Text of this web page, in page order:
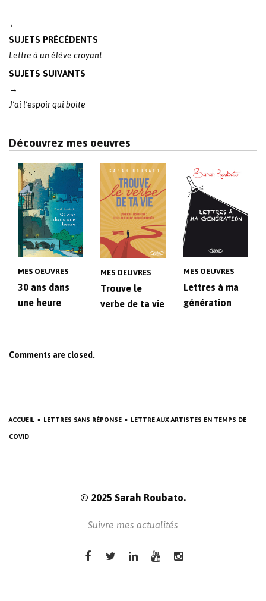
ACCUEIL LETTRES SANS RÉPONSE LETTRE AUX ARTISTES EN TEMPS DE
COVID
Post
navigation
←
SUJETS PRÉCÉDENTS
Lettre à un élève croyant
SUJETS SUIVANTS
→
J’ai l’espoir qui boite
Découvrez mes oeuvres
MES OEUVRES
30 ans dans
une heure
MES OEUVRES
Trouve le
verbe de ta vie
MES OEUVRES
Lettres à ma
génération
Comments are closed.
© 2025 Sarah Roubato.
Suivre mes actualités